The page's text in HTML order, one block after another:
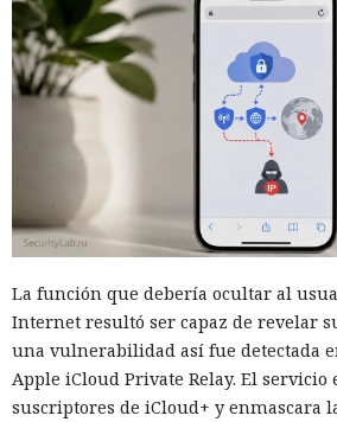
La función que debería ocultar al
Internet resultó ser capaz de revelar
una vulnerabilidad así fue detectada
Apple iCloud Private Relay. El servicio
suscriptores de iCloud+ y enmascara